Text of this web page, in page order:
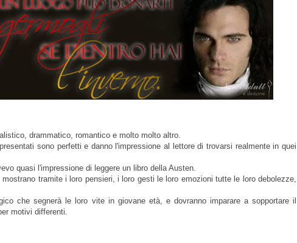
drammatico, romantico e molto molto altro.
sono perfetti e danno l'impressione al lettore di trovarsi realmente in quei
quasi l'impressione di leggere un libro della Austen.
tramite i loro pensieri, i loro gesti le loro emozioni tutte le loro debolezze,
che segnerà le loro vite in giovane età, e dovranno imparare a sopportare il
motivi differenti.